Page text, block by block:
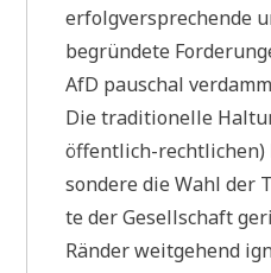
erfolg­ver­spre­chen­de
begrün­de­te
AfD pau­schal
Die tra­di­tio­nel­le
öffent­lich-
son­de­re die Wahl
te der Gesell­schaft
Rän­der weit­ge­hend